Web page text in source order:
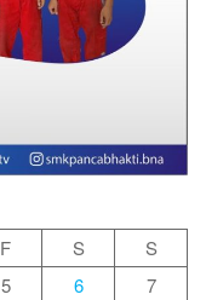
F S
S
5 6
7